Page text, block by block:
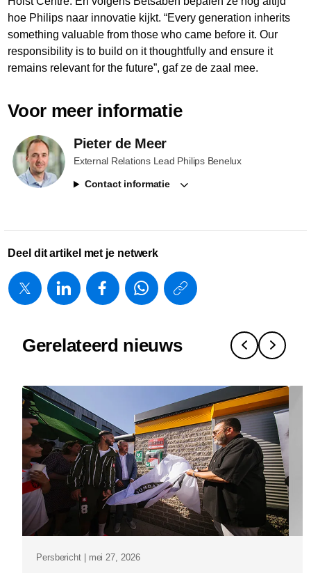
hoe Philips naar innovatie kijkt. “Every generation inherits
something valuable from those who came before it. Our
responsibility is to build on it thoughtfully and ensure it
remains relevant for the future”, gaf ze de zaal mee.
Voor meer informatie
Pieter de Meer
External Relations Lead Philips Benelux
Contact informatie
Deel dit artikel met je netwerk
https://
naar-
waarom-
innovatie-
een-
keten-
van-
is.html
Gerelateerd nieuws
Persbericht | mei 27, 2026